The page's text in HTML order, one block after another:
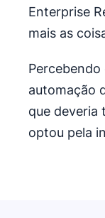
Enterprise
mais as
automação
que deveria
optou pela